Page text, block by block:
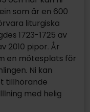
som är en 600
liturgiska
1723-1725 av
2010 pipor. År
en mötesplats för
Ni kan
tillhörande
med helig